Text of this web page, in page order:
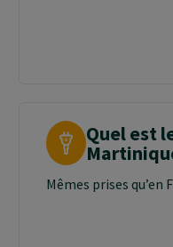
Quel est
Mêmes prises qu’en